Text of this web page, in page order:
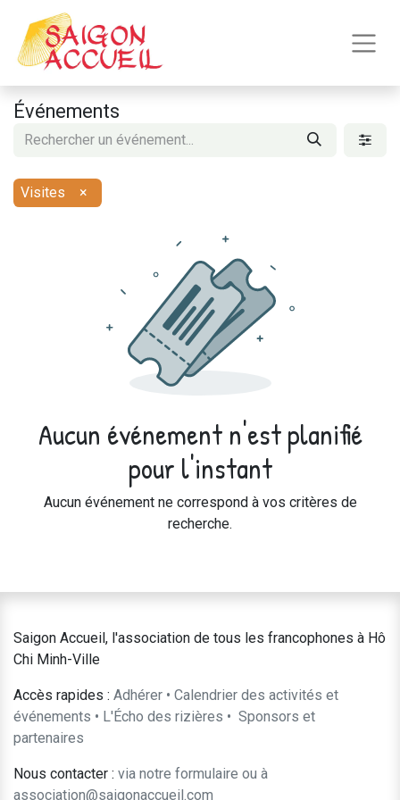
Événements
Visites ×
Aucun événement n'est planifié
pour l'instant
Aucun événement ne correspond à vos critères de
recherche.
Saigon Accueil, l'association de tous les francophones à Hô
Chi Minh-Ville
Accès rapides : Adhérer • Calendrier des activités et
événements • L'Écho des rizières • ​Sponsors et
partenaires​​
Nous contacter : ​via notre formulaire ou à
association@saigonaccueil.com